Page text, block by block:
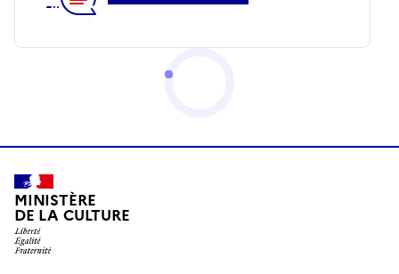
MINISTÈRE
DE LA CULTURE